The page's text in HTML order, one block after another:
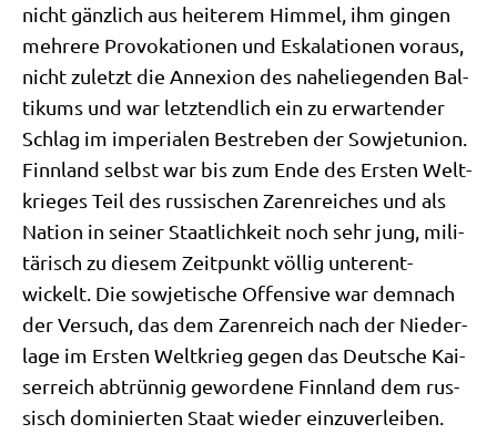
nicht gänz­lich aus hei­te­rem Him­mel, ihm gin­gen
meh­re­re Pro­vo­ka­tio­nen und Eska­la­tio­nen vor­aus,
nicht zuletzt die Anne­xi­on des nahe­lie­gen­den Bal­
ti­kums und war letzt­end­lich ein zu erwar­ten­der
Schlag im impe­ria­len Bestre­ben der Sowjet­uni­on.
Finn­land selbst war bis zum Ende des Ersten Welt­
krie­ges Teil des rus­si­schen Zaren­rei­ches und als
Nati­on in sei­ner Staat­lich­keit noch sehr jung, mili­
tä­risch zu die­sem Zeit­punkt völ­lig unter­ent­
wickelt. Die sowje­ti­sche Offen­si­ve war dem­nach
der Ver­such, das dem Zaren­reich nach der Nie­der­
la­ge im Ersten Welt­krieg gegen das Deut­sche Kai­
ser­reich abtrün­nig gewor­de­ne Finn­land dem rus­
sisch domi­nier­ten Staat wie­der ein­zu­ver­lei­ben.